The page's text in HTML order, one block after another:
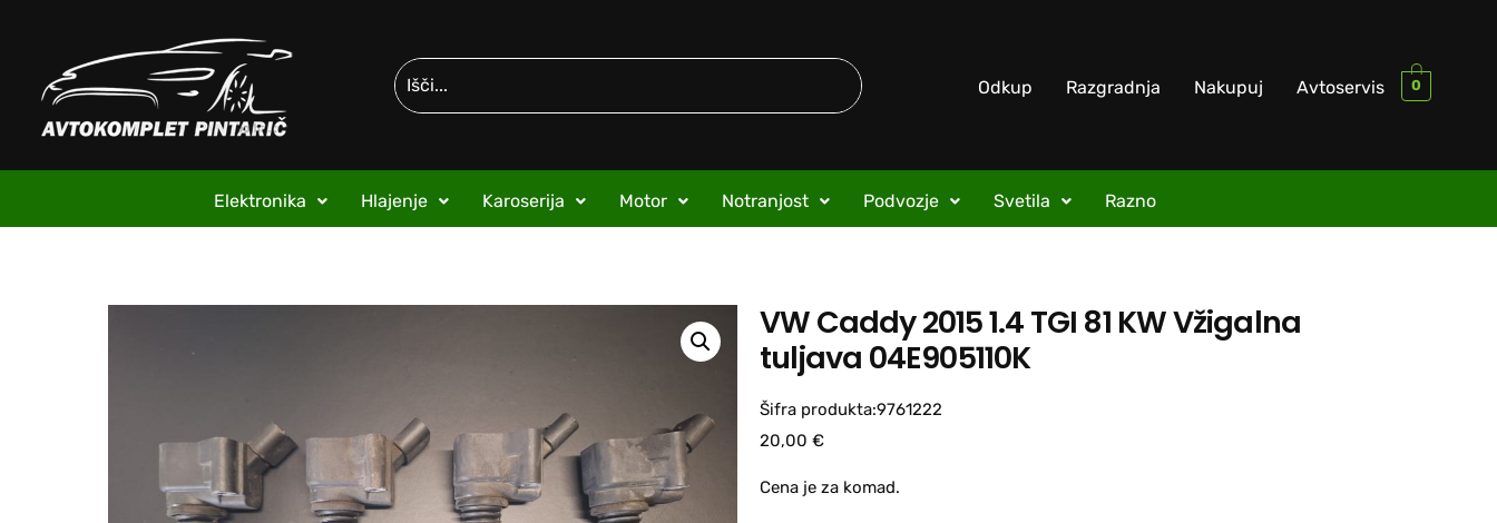
Odkup Razgradnja Nakupuj Avtoservis 0
Elektronika Hlajenje Karoserija Motor Notranjost Podvozje Svetila Razno
VW Caddy 2015 1.4 TGI 81 KW Vžigalna
tuljava 04E905110K
Šifra produkta:9761222
20,00 €
Cena je za komad.